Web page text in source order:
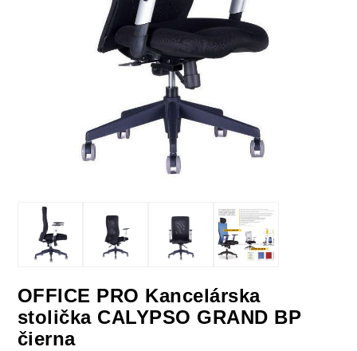
OFFICE PRO Kancelárska
stolička CALYPSO GRAND BP
čierna